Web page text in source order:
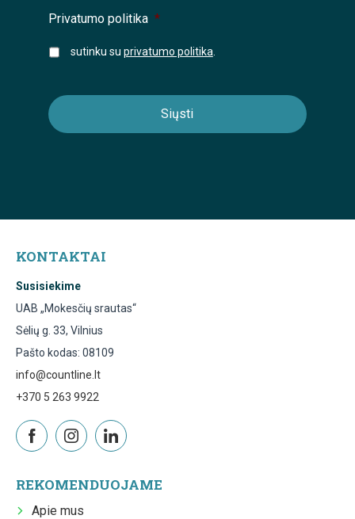
Privatumo politika *
sutinku su privatumo politika
KONTAKTAI
Susisiekime
UAB „Mokesčių srautas“
Sėlių g. 33, Vilnius
Pašto kodas: 08109
info@countline.lt
+370 5 263 9922
REKOMENDUOJAME
Apie mus